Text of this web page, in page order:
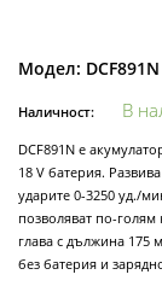
Модел: DCF891N
Наличност: В
DCF891N е
18 V батерия.
ударите 0-3250 уд./
позволяват по-
глава с дължина 175
без батерия и